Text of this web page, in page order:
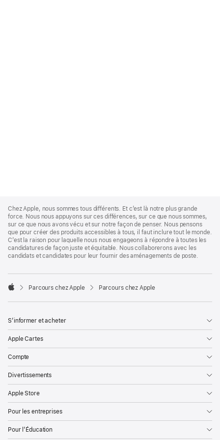
Footer
Chez Apple, nous sommes tous différents. Et c’est là notre plus grande
force. Nous nous appuyons sur ces différences, sur ce que nous sommes,
sur ce que nous avons vécu et sur notre façon de penser. Nous pensons
que pour créer des produits accessibles à tous, il faut inclure tout le monde.
C’est la raison pour laquelle nous nous engageons à répondre à toutes les
candidatures de façon juste et équitable. Nous collaborerons avec les
candidats et candidates pour leur fournir des aménagements de poste.

Parcours chez Apple Parcours chez Apple
S’informer et acheter
Apple Cartes
Compte
Divertissements
Apple Store
Pour les entreprises
Pour l’Éducation